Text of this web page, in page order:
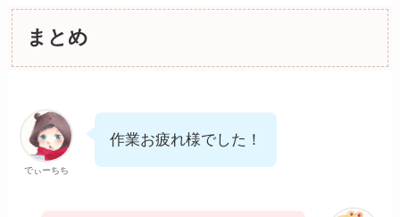
まとめ
でぃーちち
作業お疲れ様でした！